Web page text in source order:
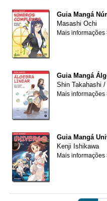
Guia Mangá
Masashi Ochi
Mais informações
Guia Mangá
Shin Takahashi /
Mais informações
Guia Mangá
Kenji Ishikawa
Mais informações